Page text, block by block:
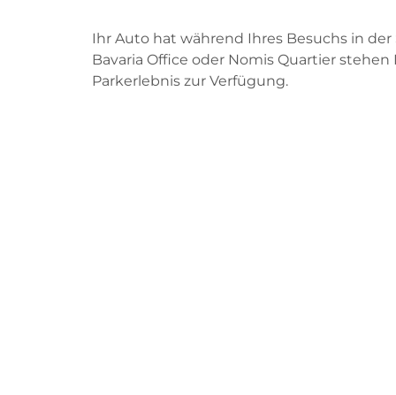
Ihr Auto hat während Ihres Besuchs in
Bavaria Office oder Nomis Quartier
Parkerlebnis zur Verfügung.